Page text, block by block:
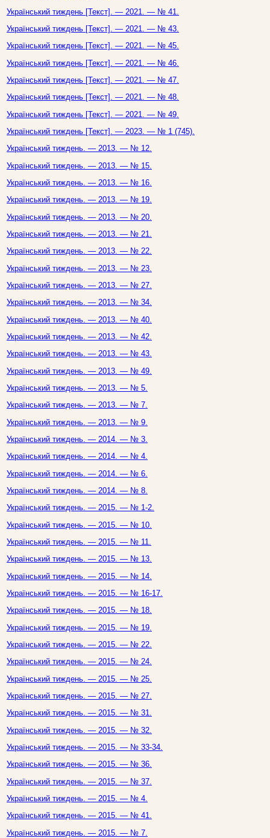
Український тиждень [Текст]. — 2021. — № 41.
Український тиждень [Текст]. — 2021. — № 43.
Український тиждень [Текст]. — 2021. — № 45.
Український тиждень [Текст]. — 2021. — № 46.
Український тиждень [Текст]. — 2021. — № 47.
Український тиждень [Текст]. — 2021. — № 48.
Український тиждень [Текст]. — 2021. — № 49.
Український тиждень [Текст]. — 2023. — № 1 (745).
Український тиждень. — 2013. — № 12.
Український тиждень. — 2013. — № 15.
Український тиждень. — 2013. — № 16.
Український тиждень. — 2013. — № 19.
Український тиждень. — 2013. — № 20.
Український тиждень. — 2013. — № 21.
Український тиждень. — 2013. — № 22.
Український тиждень. — 2013. — № 23.
Український тиждень. — 2013. — № 27.
Український тиждень. — 2013. — № 34.
Український тиждень. — 2013. — № 40.
Український тиждень. — 2013. — № 42.
Український тиждень. — 2013. — № 43.
Український тиждень. — 2013. — № 49.
Український тиждень. — 2013. — № 5.
Український тиждень. — 2013. — № 7.
Український тиждень. — 2013. — № 9.
Український тиждень. — 2014. — № 3.
Український тиждень. — 2014. — № 4.
Український тиждень. — 2014. — № 6.
Український тиждень. — 2014. — № 8.
Український тиждень. — 2015. — № 1-2.
Український тиждень. — 2015. — № 10.
Український тиждень. — 2015. — № 11.
Український тиждень. — 2015. — № 13.
Український тиждень. — 2015. — № 14.
Український тиждень. — 2015. — № 16-17.
Український тиждень. — 2015. — № 18.
Український тиждень. — 2015. — № 19.
Український тиждень. — 2015. — № 22.
Український тиждень. — 2015. — № 24.
Український тиждень. — 2015. — № 25.
Український тиждень. — 2015. — № 27.
Український тиждень. — 2015. — № 31.
Український тиждень. — 2015. — № 32.
Український тиждень. — 2015. — № 33-34.
Український тиждень. — 2015. — № 36.
Український тиждень. — 2015. — № 37.
Український тиждень. — 2015. — № 4.
Український тиждень. — 2015. — № 41.
Український тиждень. — 2015. — № 7.